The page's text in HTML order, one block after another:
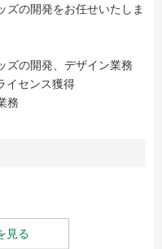
ズの開発をお任せいたしま
ズの開発、デザイン業務
イセンス獲得
務
見る